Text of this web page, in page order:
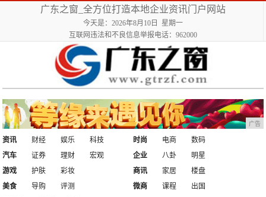
广东之窗_全方位打造本地企业资讯门户网站
今天是：2026年8月10日 星期一
互联网违法和不良信息举报电话：962000
广告
资讯 财经 娱乐
科技
汽车
证券 理财 宏观
时尚 电商
数码
企业
八卦
明星
游戏
护肤
彩妆
美食
导购 评测
商讯 家居
楼盘
微商
课程
出国